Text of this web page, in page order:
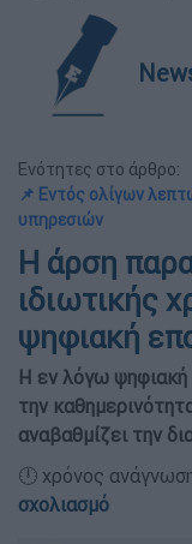
Ενότητες στο άρθρο:
📌 Εντός ολίγων
υπηρεσιών
Η άρση
ιδιωτικής
ψηφιακή
Η εν λόγω ψηφιακή
την
αναβαθμίζει την
🕛 χρόνος
σχολιασμό